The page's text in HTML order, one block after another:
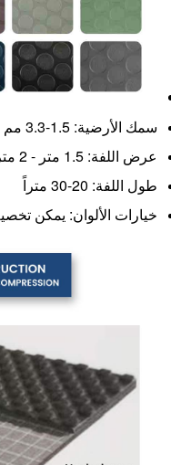
سمك الأرضية: 1.5-3.3 مم (±0.15 مم)
عرض اللفة: 1.5 متر - 2 متر
طول اللفة: 20-30 متراً
خيارات الألوان: يمكن